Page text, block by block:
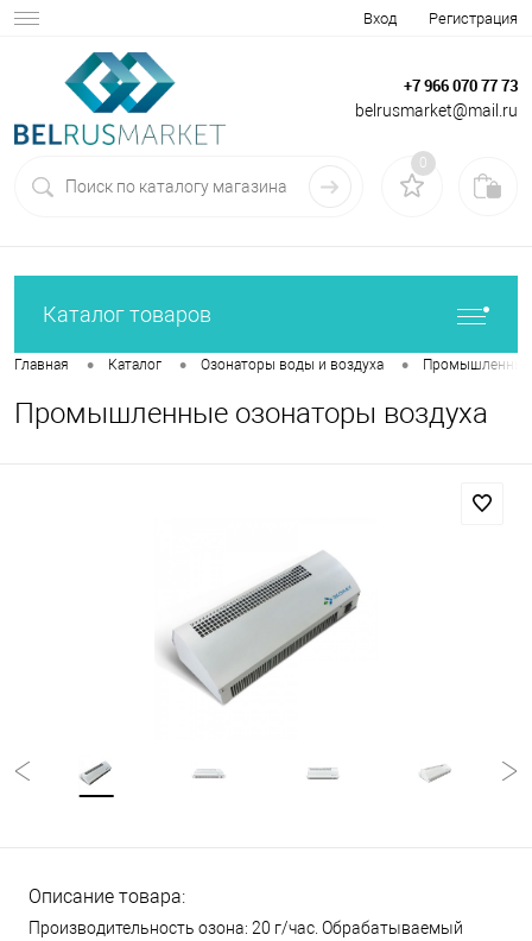
Вход Регистрация
+7 966 070 77 73
belrusmarket@mail.ru
0
Каталог товаров
Главная • Каталог • Озонаторы воды и воздуха • Промышленные
Промышленные озонаторы воздуха
Описание товара:
Производительность озона: 20 г/час. Обрабатываемый